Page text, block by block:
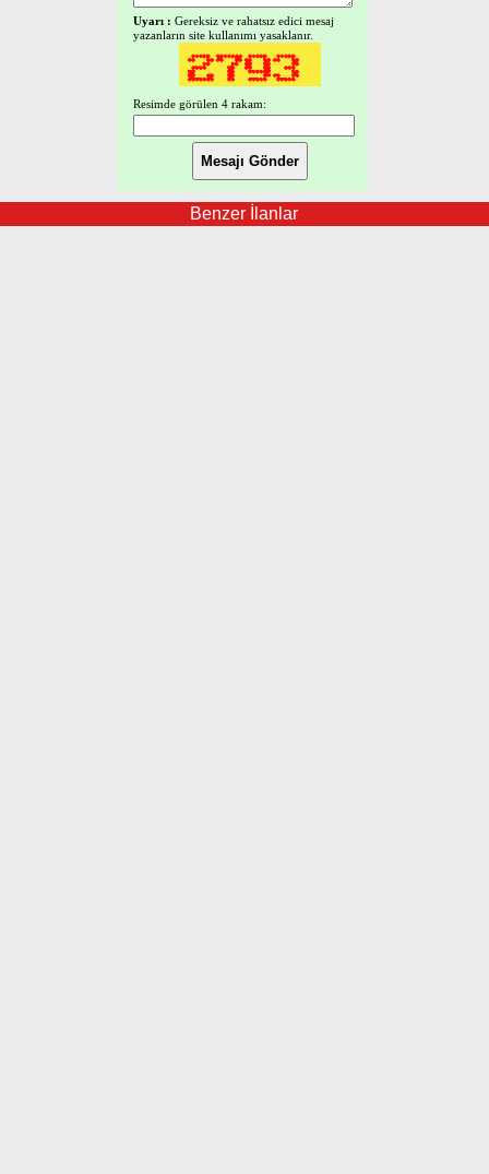
Uyarı : Gereksiz ve rahatsız edici mesaj
yazanların site kullanımı yasaklanır.
Resimde görülen 4 rakam:
Benzer İlanlar